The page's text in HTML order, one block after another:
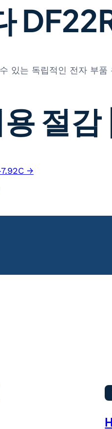
있는 독립적인 전자 부
절감
→